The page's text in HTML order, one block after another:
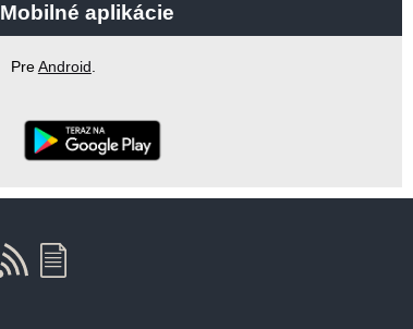
Mobilné aplikácie
PreAndroid